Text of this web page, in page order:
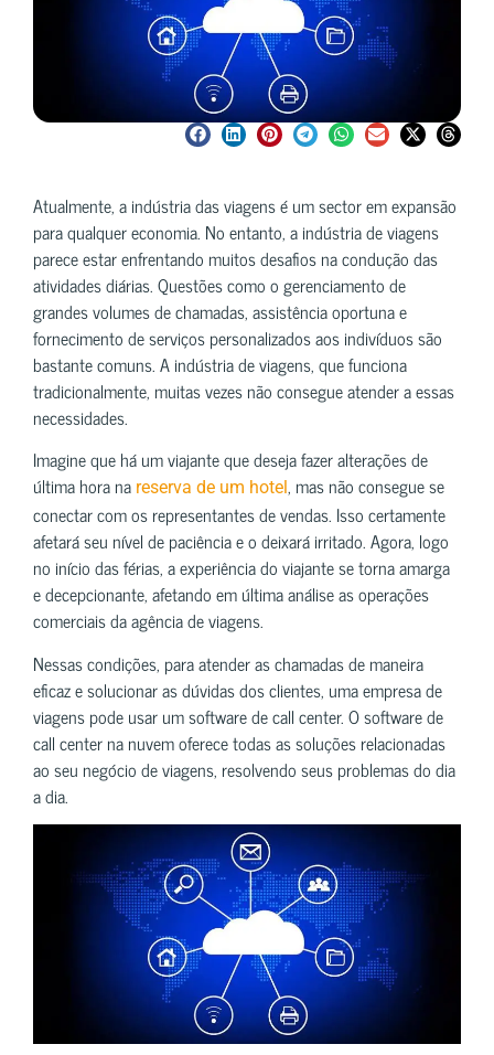
Atualmente, a indústria das viagens é um sector em expansão
para qualquer economia. No entanto, a indústria de viagens
parece estar enfrentando muitos desafios na condução das
atividades diárias. Questões como o gerenciamento de
grandes volumes de chamadas, assistência oportuna e
fornecimento de serviços personalizados aos indivíduos são
bastante comuns. A indústria de viagens, que funciona
tradicionalmente, muitas vezes não consegue atender a essas
necessidades.
Imagine que há um viajante que deseja fazer alterações de
última hora na reserva de um hotel , mas não consegue se
conectar com os representantes de vendas. Isso certamente
afetará seu nível de paciência e o deixará irritado. Agora, logo
no início das férias, a experiência do viajante se torna amarga
e decepcionante, afetando em última análise as operações
comerciais da agência de viagens.
Nessas condições, para atender as chamadas de maneira
eficaz e solucionar as dúvidas dos clientes, uma empresa de
viagens pode usar um software de call center. O software de
call center na nuvem oferece todas as soluções relacionadas
ao seu negócio de viagens, resolvendo seus problemas do dia
a dia.